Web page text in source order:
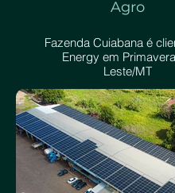
Agro
Fazenda Cuiabana é
Energy em
Leste/MT